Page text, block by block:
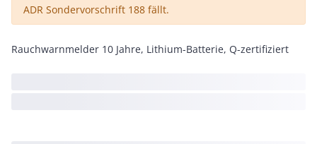
ADR Sondervorschrift 188 fällt.
Rauchwarnmelder 10 Jahre, Lithium-Batterie, Q-zertifiziert